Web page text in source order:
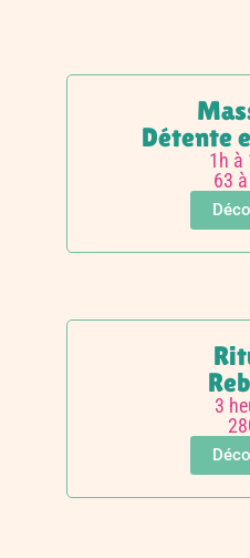
Détente
1h à
63
3